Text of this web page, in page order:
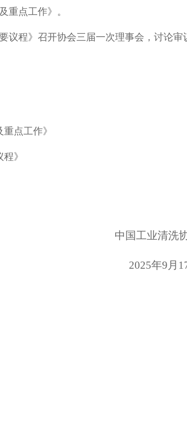
重点工作》。
议程》召开协会三届一次理事会 ，讨论审
点工作》
程》
中国工业清洗
2025年9月